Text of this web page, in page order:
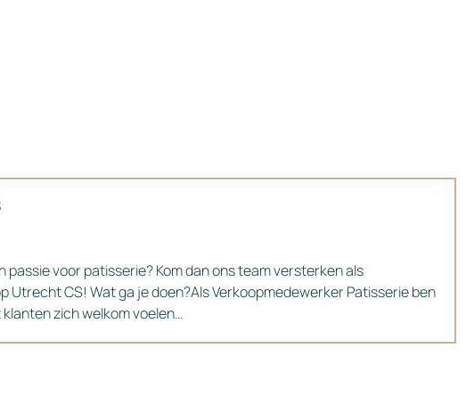
passie voor patisserie? Kom dan ons team versterken als
CS! Wat ga je doen?Als Verkoopmedewerker Patisserie ben
zich welkom voelen…